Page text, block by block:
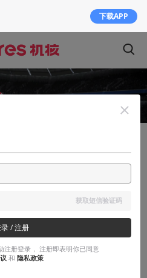
全手动FIFA
下载APP
获取短信验证码
/ 注册
注册登录， 注册即表明你已同意
和 隐私政策